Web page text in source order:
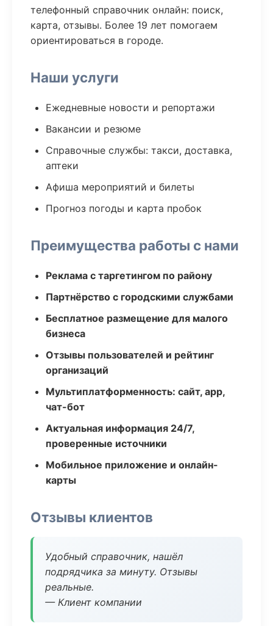
телефонный справочник онлайн: поиск,
карта, отзывы. Более 19 лет помогаем
ориентироваться в городе.
Наши услуги
Ежедневные новости и репортажи
Вакансии и резюме
Справочные службы: такси, доставка,
аптеки
Афиша мероприятий и билеты
Прогноз погоды и карта пробок
Преимущества работы с нами
Реклама с таргетингом по району
Партнёрство с городскими службами
Бесплатное размещение для малого
бизнеса
Отзывы пользователей и рейтинг
организаций
Мультиплатформенность: сайт, app,
чат-бот
Актуальная информация 24/7,
проверенные источники
Мобильное приложение и онлайн-
карты
Отзывы клиентов
Удобный справочник, нашёл
подрядчика за минуту. Отзывы
реальные.
— Клиент компании